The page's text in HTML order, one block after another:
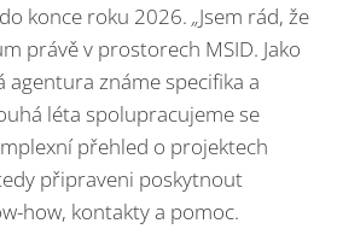
konce roku 2026. „Jsem rád, že
právě v prostorech MSID. Jako
známe specifika a
léta spolupracujeme se
přehled o projektech
připraveni poskytnout
how, kontakty a pomoc.